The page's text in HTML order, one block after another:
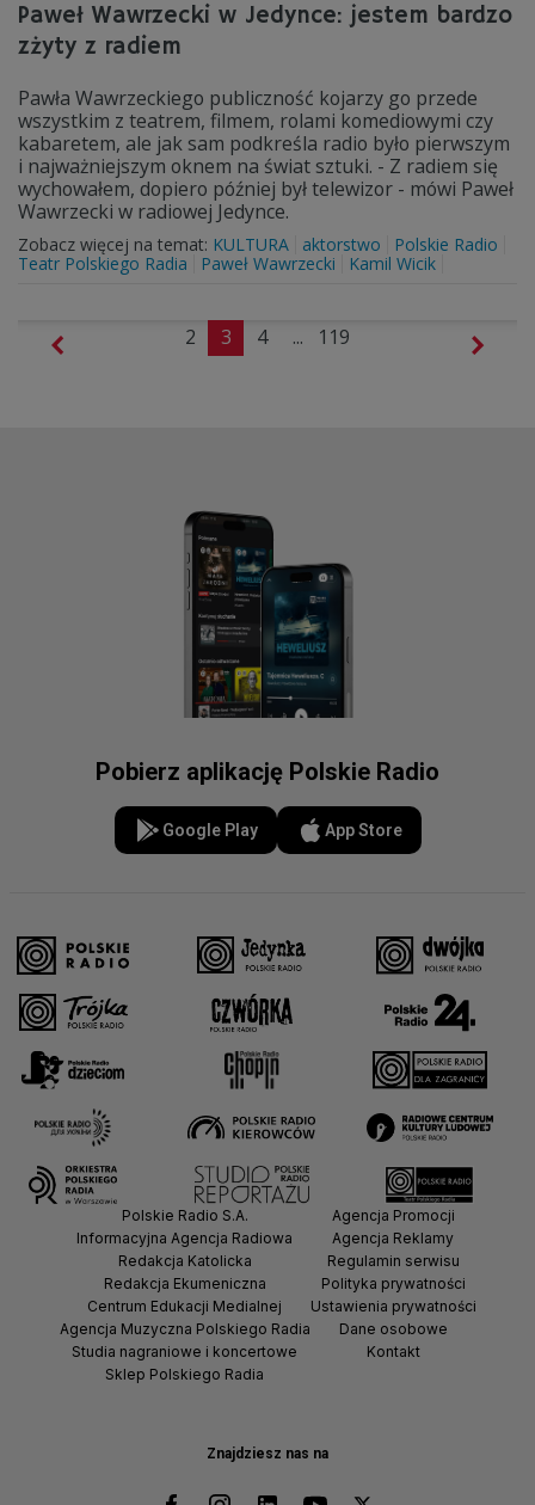
Paweł Wawrzecki w Jedynce: jestem bardzo
zżyty z radiem
Pawła Wawrzeckiego publiczność kojarzy go przede
wszystkim z teatrem, filmem, rolami komediowymi czy
kabaretem, ale jak sam podkreśla radio było pierwszym
i najważniejszym oknem na świat sztuki. - Z radiem się
wychowałem, dopiero później był telewizor - mówi Paweł
Wawrzecki w radiowej Jedynce.
Zobacz więcej na temat: KULTURA aktorstwo
Polskie Radio
Teatr Polskiego Radia
Paweł Wawrzecki Kamil Wicik
2 3 4 ... 119
Pobierz aplikację Polskie Radio
Google Play App Store
Znajdziesz nas na
Polskie Radio S.A.
Informacyjna Agencja Radiowa
Redakcja Katolicka
Redakcja Ekumeniczna
Centrum Edukacji Medialnej
Agencja Muzyczna Polskiego Radia
Studia nagraniowe i koncertowe
Sklep Polskiego Radia
Agencja Promocji
Agencja Reklamy
Regulamin serwisu
Polityka prywatności
Ustawienia prywatności
Dane osobowe
Kontakt